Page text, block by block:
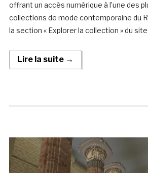
offrant un accès numérique à l’une des
collections de mode contemporaine du
la section « Explorer la collection » du
Lire la suite →